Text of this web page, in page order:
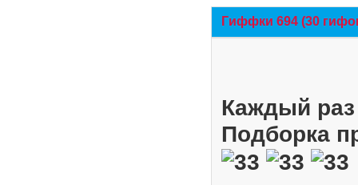
Гиффки 694 (30
Каждый
Подборка